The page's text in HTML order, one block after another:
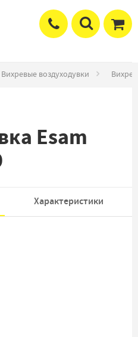
Вихревые воздуходувки
Esam
Характеристики